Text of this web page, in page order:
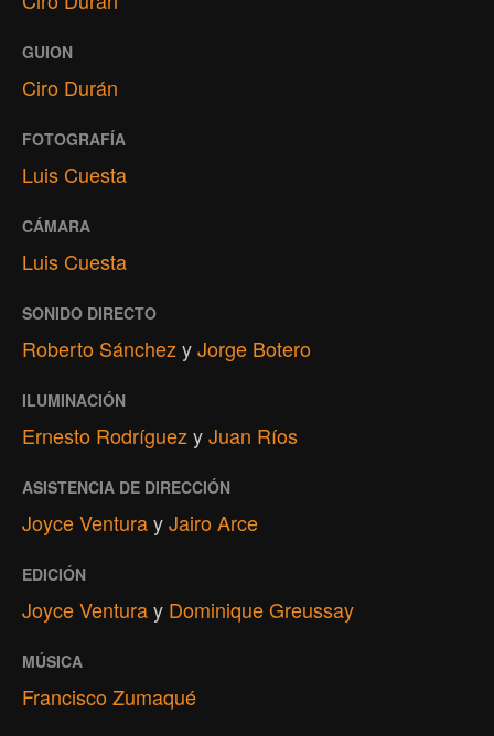
GUION
Ciro Durán
FOTOGRAFÍA
Luis Cuesta
CÁMARA
Luis Cuesta
SONIDO DIRECTO
Roberto SánchezyJorge Botero
ILUMINACIÓN
Ernesto RodríguezyJuan Ríos
ASISTENCIA DE DIRECCIÓN
Joyce VenturayJairo Arce
EDICIÓN
Joyce Venturay Dominique Greussay
MÚSICA
Francisco Zumaqué